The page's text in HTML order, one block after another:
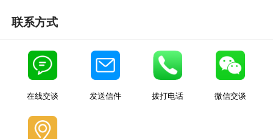
联系方式
在线交谈 发送信件 拨打电话 微信交谈